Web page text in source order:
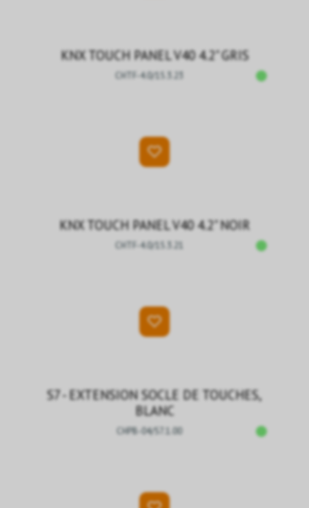
KNX TOUCH PANEL V40 4.2" GRIS
CHTF-4.0/15.3.23
KNX TOUCH PANEL V40 4.2" NOIR
CHTF-4.0/15.3.21
S7 - EXTENSION SOCLE DE TOUCHES,
BLANC
CHPB-04/S7.1.00